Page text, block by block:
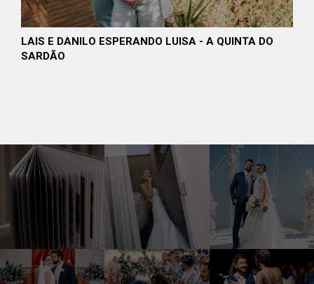
LAIS E DANILO ESPERANDO LUISA - A QUINTA DO
SARDÃO